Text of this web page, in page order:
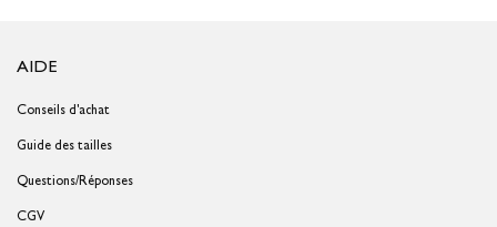
AIDE
Conseils d'achat
Guide des tailles
Questions/Réponses
CGV